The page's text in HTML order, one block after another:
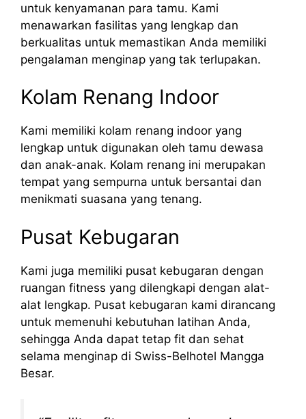
untuk kenyamanan para tamu. Kami
menawarkan fasilitas yang lengkap dan
berkualitas untuk memastikan Anda memiliki
pengalaman menginap yang tak terlupakan.
Kolam Renang Indoor
Kami memiliki kolam renang indoor yang
lengkap untuk digunakan oleh tamu dewasa
dan anak-anak. Kolam renang ini merupakan
tempat yang sempurna untuk bersantai dan
menikmati suasana yang tenang.
Pusat Kebugaran
Kami juga memiliki pusat kebugaran dengan
ruangan fitness yang dilengkapi dengan alat-
alat lengkap. Pusat kebugaran kami dirancang
untuk memenuhi kebutuhan latihan Anda,
sehingga Anda dapat tetap fit dan sehat
selama menginap di Swiss-Belhotel Mangga
Besar.